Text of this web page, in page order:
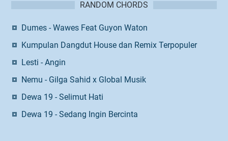
RANDOM CHORDS
Dumes - Wawes Feat Guyon Waton
Kumpulan Dangdut House dan Remix Terpopuler
Lesti - Angin
Nemu - Gilga Sahid x Global Musik
Dewa 19 - Selimut Hati
Dewa 19 - Sedang Ingin Bercinta